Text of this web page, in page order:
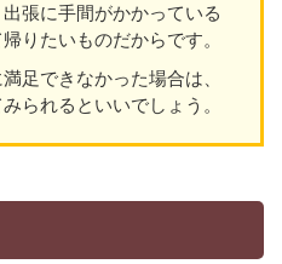
張に手間がかかっている
りたいものだからです。
足できなかった場合は、
られるといいでしょう。